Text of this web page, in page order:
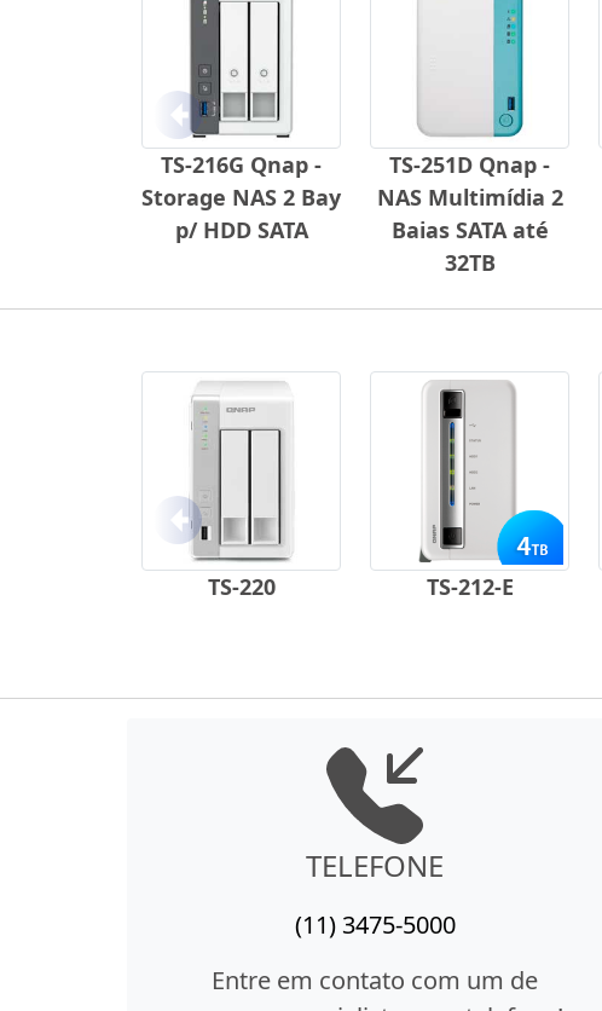
TS-216G Qnap -
Storage NAS 2 Bay
p/ HDD SATA
TS-251D Qnap -
NAS Multimídia 2
Baias SATA até
32TB
Anterior
TS-220 TS-212-E
Anterior
TELEFONE
(11) 3475-5000
Entre em contato com um de